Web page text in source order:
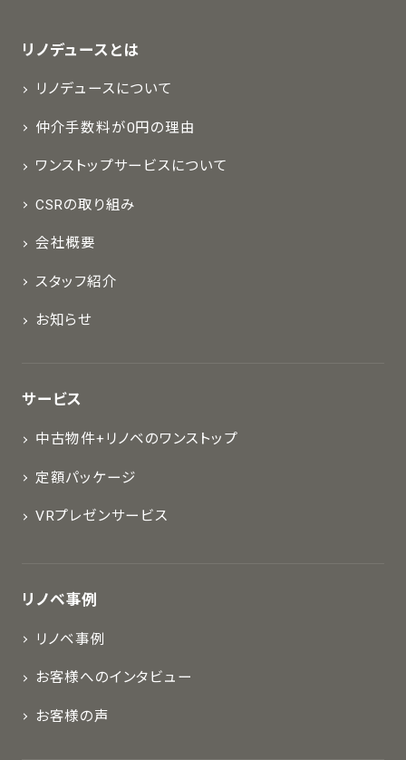
リノデュースとは
リノデュースについて
仲介手数料が0円の理由
ワンストップサービスについて
CSRの取り組み
会社概要
スタッフ紹介
お知らせ
サービス
中古物件+リノベのワンストップ
定額パッケージ
VRプレゼンサービス
リノベ事例
リノベ事例
お客様へのインタビュー
お客様の声